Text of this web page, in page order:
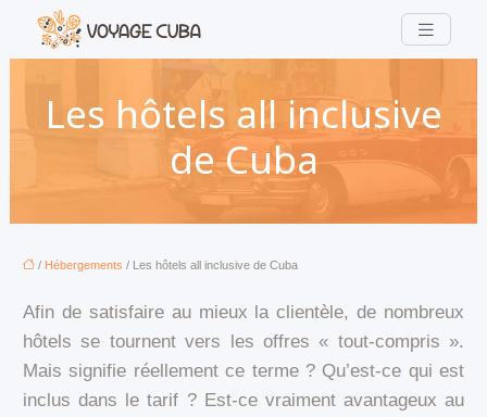
Les hôtels all inclusive
de Cuba
/ Hébergements / Les hôtels all inclusive de Cuba
Afin de satisfaire au mieux la clientèle, de nombreux
hôtels se tournent vers les offres « tout-compris ».
Mais signifie réellement ce terme ? Qu’est-ce qui est
inclus dans le tarif ? Est-ce vraiment avantageux au